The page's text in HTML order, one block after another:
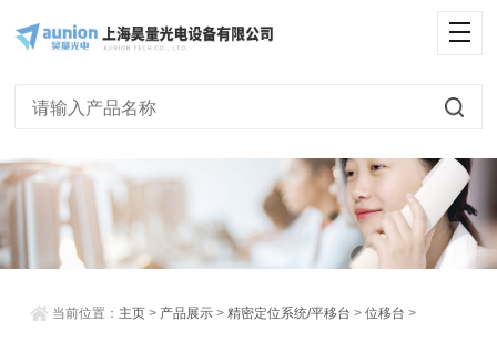
当前位置： 主页 > 产品展示 >精密定位系统/平移台 >位移台 >